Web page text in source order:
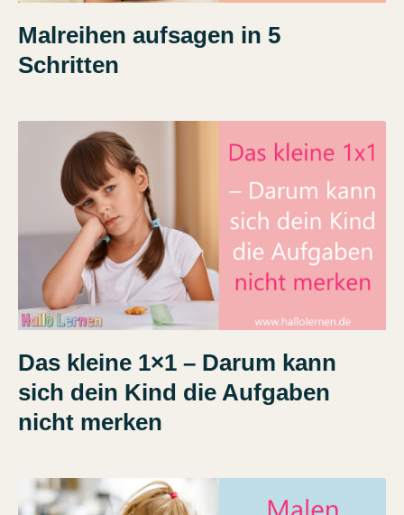
Malreihen aufsagen in 5
Schritten
Das kleine 1×1 – Darum kann
sich dein Kind die Aufgaben
nicht merken